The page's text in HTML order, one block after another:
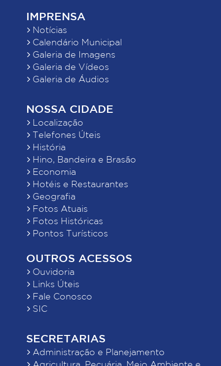
IMPRENSA
Notícias
Calendário Municipal
Galeria de Imagens
Galeria de Vídeos
Galeria de Áudios
NOSSA CIDADE
Localização
Telefones Úteis
História
Hino, Bandeira e Brasão
Economia
Hotéis e Restaurantes
Geografia
Fotos Atuais
Fotos Históricas
Pontos Turísticos
OUTROS ACESSOS
Ouvidoria
Links Úteis
Fale Conosco
SIC
SECRETARIAS
Administração e Planejamento